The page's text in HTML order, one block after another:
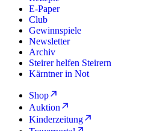
E-Paper
Club
Gewinnspiele
Newsletter
Archiv
Steirer helfen Steirern
Kärntner in Not
Shop
Auktion
Kinderzeitung